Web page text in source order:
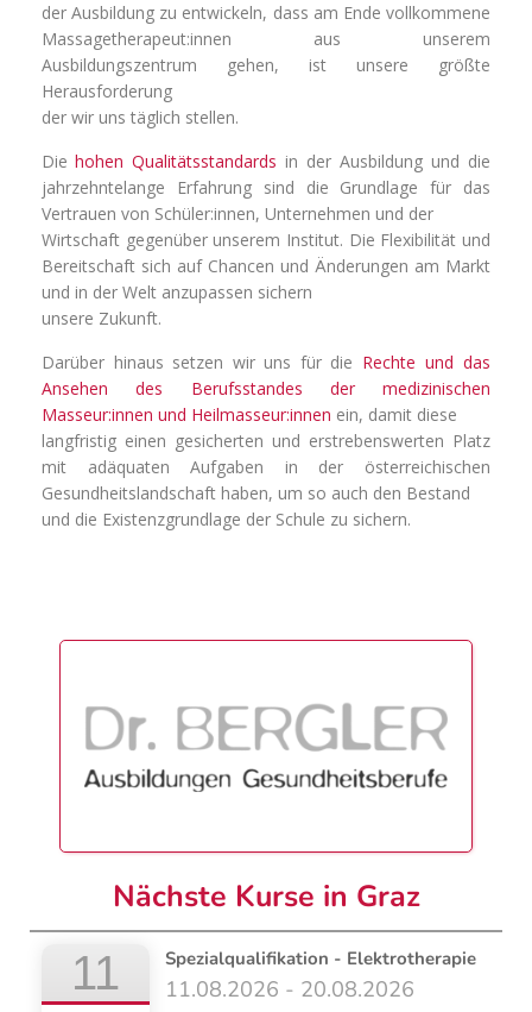
der Ausbildung zu entwickeln, dass am Ende vollkommene
Massagetherapeut:innen aus unserem
Ausbildungszentrum gehen, ist unsere größte
Herausforderung
der wir uns täglich stellen.
Die hohen Qualitätsstandards in der Ausbildung und die
jahrzehntelange Erfahrung sind die Grundlage für das
Vertrauen von Schüler:innen, Unternehmen und der
Wirtschaft gegenüber unserem Institut. Die Flexibilität und
Bereitschaft sich auf Chancen und Änderungen am Markt
und in der Welt anzupassen sichern
unsere Zukunft.
Darüber hinaus setzen wir uns für die Rechte und das
Ansehen des Berufsstandes der medizinischen
Masseur:innen und Heilmasseur:innen ein, damit diese
langfristig einen gesicherten und erstrebenswerten Platz
mit adäquaten Aufgaben in der österreichischen
Gesundheitslandschaft haben, um so auch den Bestand
und die Existenzgrundlage der Schule zu sichern.
Nächste Kurse in Graz
11 Spezialqualifikation - Elektrotherapie
11.08.2026 - 20.08.2026